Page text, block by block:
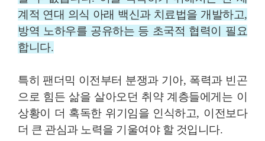
계적 연대 의식 아래 백신과 치료법을 개발하고,
방역 노하우를 공유하는 등 초국적 협력이 필요
합니다.
특히 팬더믹 이전부터 분쟁과 기아, 폭력과 빈곤
으로 힘든 삶을 살아오던 취약 계층들에게는 이
상황이 더 혹독한 위기임을 인식하고, 이전보다
더 큰 관심과 노력을 기울여야 할 것입니다.